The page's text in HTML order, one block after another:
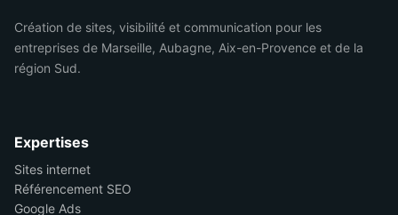
Création de sites, visibilité et communication pour les
entreprises de Marseille, Aubagne, Aix-en-Provence et de la
région Sud.
Expertises
Sites internet
Référencement SEO
Google Ads